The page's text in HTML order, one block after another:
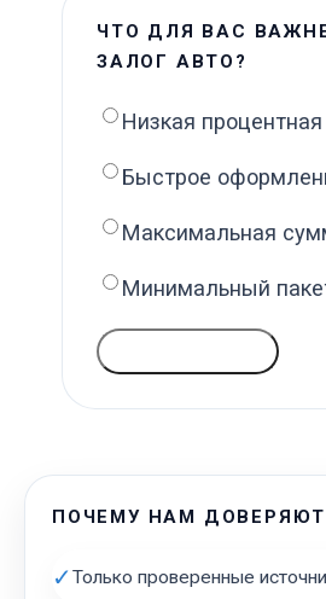
ЧТО ДЛЯ ВАС
ЗАЛОГ АВТО?
Низкая процентная
Быстрое
Максимальная
Минимальный
ПОЧЕМУ НАМ ДОВЕРЯЮТ
✓Только проверенные